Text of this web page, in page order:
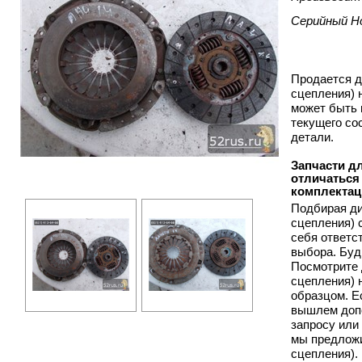
Серийный
Продается
сцепления)
может быть
текущего
детали.
Запчасти
Подбирая
сцепления)
себя
выбора.
сцепления)
образцом.
вышлем
запросу
мы
сцепления).